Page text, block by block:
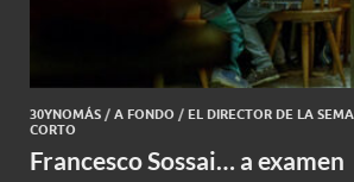
30YNOMÁS / A FONDO / EL DIRECTOR DE LA
CORTO
Francesco Sossai… a examen